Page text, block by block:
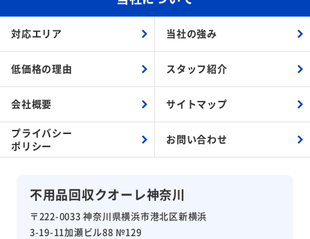
不用品回収クオーレ神奈川
〒222-0033 神奈川県横浜市港北区新横浜
3-19-11加瀬ビル88 №129
対応エリア 当社の強み
低価格の理由 スタッフ紹介
会社概要 サイトマップ
プライバシー
ポリシー
お問い合わせ